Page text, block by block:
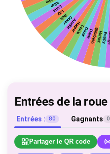
Entrées de la roue
Entrées : 80 Gagnants 0
Partager le QR code